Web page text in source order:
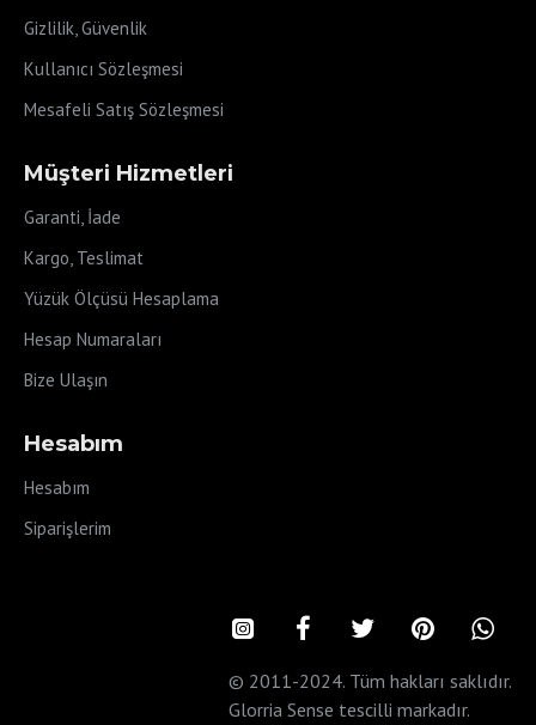
Gizlilik, Güvenlik
Kullanıcı Sözleşmesi
Mesafeli Satış Sözleşmesi
Müşteri Hizmetleri
Garanti, İade
Kargo, Teslimat
Yüzük Ölçüsü Hesaplama
Hesap Numaraları
Bize Ulaşın
Hesabım
Hesabım
Siparişlerim
© 2011-2024. Tüm hakları saklıdır.
Glorria Sense tescilli markadır.